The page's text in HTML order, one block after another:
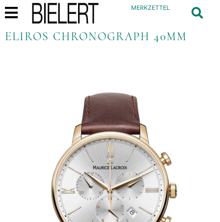
MERKZETTEL
ELIROS CHRONOGRAPH 40MM